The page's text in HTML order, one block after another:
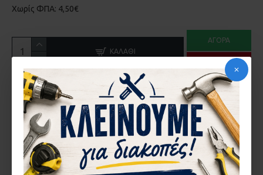
Χωρίς ΦΠΑ: 4,50€
ΚΑΛΆΘΙ
ΑΓΟΡΆ
ΡΩΤΉΣΤΕ ΜΑΣ
ΠΕΡΙΓΡΑ΄ΦΉ
ΚΑΡΒΟΥΝΑΚΙΑ TRADE ENGINEERING ΓΙΑ ΜΑΚΙΤΑ CB-304